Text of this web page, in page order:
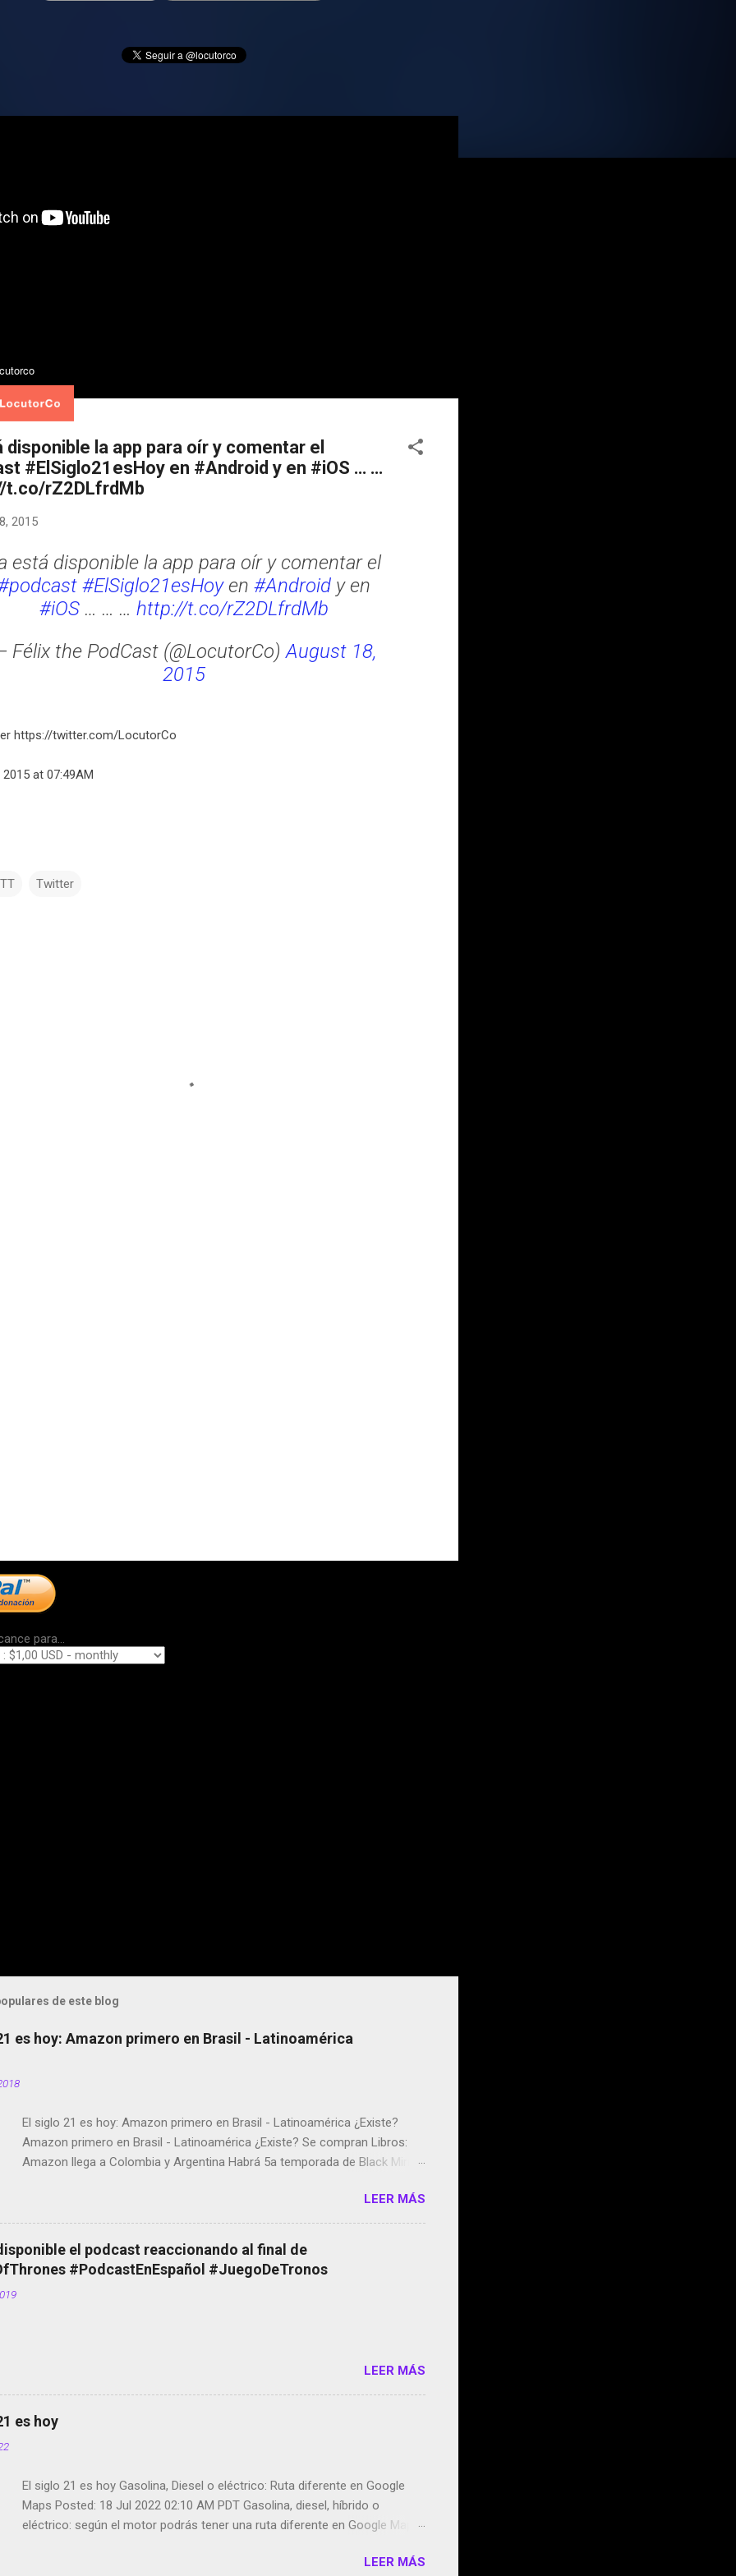
disponible la app para oír y comentar el
#ElSiglo21esHoy en #Android y en #iOS … …
t.co/rZ2DLfrdMb
2015
está disponible la app para oír y comentar el
#ElSiglo21esHoyen #Android y en
#iOS … … … http://t.co/rZ2DLfrdMb
Félix the PodCast (@LocutorCo)August 18,
2015
https://twitter.com/LocutorCo
at 07:49AM
Twitter
para...
de este blog
es hoy: Amazon primero en Brasil - Latinoamérica
El siglo 21 es hoy: Amazon primero en Brasil - Latinoamérica ¿Existe?
Amazon primero en Brasil - Latinoamérica ¿Existe? Se compran Libros:
Amazon llega a Colombia y Argentina Habrá 5a temporada de Black Mirror
copyright en Instagram Música y vídeo selfies en la red social Riddley
Scott saca a Kevin Spacey de su película Francisco regaña a los que usan
el smartphone en sus misas La serie de la Tierra Media GoBee - StartUp
de bicicletas de alquiler Stop Motion en Instagram Vodafone: me siento
tumbado. Amazon Music: Chingo yo, chingas tu... http://amzn.to/2z1UkPK
LEER MÁS
el podcast reaccionando al final de
#PodcastEnEspañol #JuegoDeTronos
LEER MÁS
es hoy
El siglo 21 es hoy Gasolina, Diesel o eléctrico: Ruta diferente en Google
Maps Posted: 18 Jul 2022 02:10 AM PDT Gasolina, diesel, híbrido o
eléctrico: según el motor podrás tener una ruta diferente en Google Maps.
de esos sentidos es lo que hacen los desarrolladores de Alphabet, laLEER MÁS